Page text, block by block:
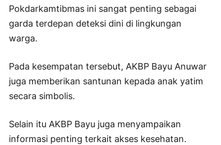
Pokdarkamtibmas ini sangat penting sebagai
garda terdepan deteksi dini di lingkungan
warga.
Pada kesempatan tersebut, AKBP Bayu Anuwar
juga memberikan santunan kepada anak yatim
secara simbolis.
Selain itu AKBP Bayu juga menyampaikan
informasi penting terkait akses kesehatan.